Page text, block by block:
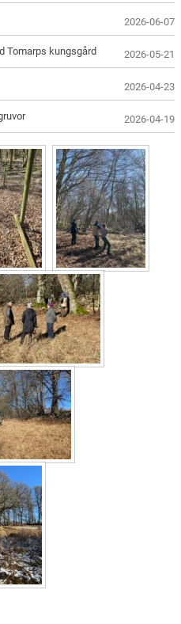
2026-06-07
Tomarps kungsgård 2026-05-21
2026-04-23
2026-04-19